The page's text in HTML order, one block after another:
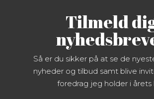
Tilmeld
Så er du sikker på at se de
nyheder og tilbud samt blive
foredrag jeg holder i årets